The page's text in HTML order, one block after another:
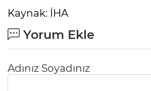
Kaynak: İHA
Yorum Ekle
Adınız Soyadınız